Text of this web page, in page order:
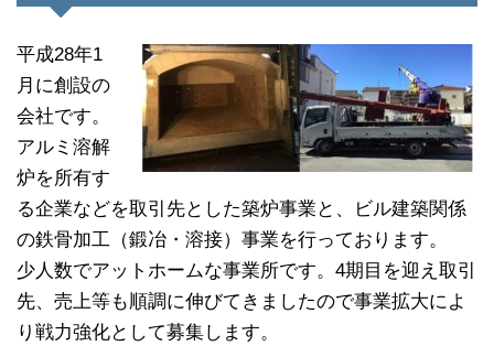
平成28年1
月に創設の
会社です。
アルミ溶解
炉を所有す
る企業などを取引先とした築炉事業と、ビル建築関係
の鉄骨加工（鍛冶・溶接）事業を行っております。
少人数でアットホームな事業所です。4期目を迎え取引
先、売上等も順調に伸びてきましたので事業拡大によ
り戦力強化として募集します。